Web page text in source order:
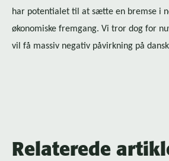
har potentialet til at sætte en bremse i
økonomiske fremgang. Vi tror dog for
vil få massiv negativ påvirkning på
Relaterede